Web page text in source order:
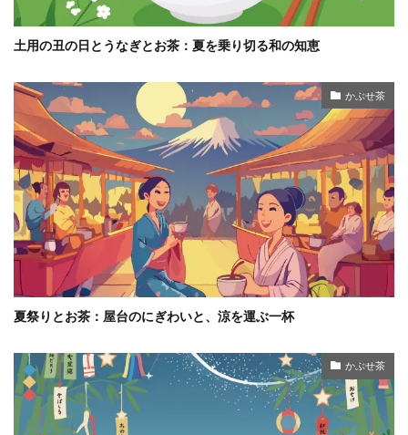
土用の丑の日とうなぎとお茶：夏を乗り切る和の知恵
かぶせ茶
夏祭りとお茶：屋台のにぎわいと、涼を運ぶ一杯
かぶせ茶